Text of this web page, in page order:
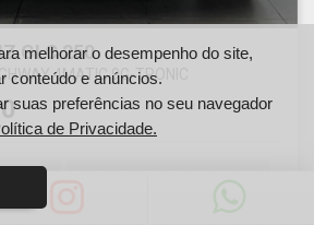
GLC 250
4MATIC 9G-TRONIC
melhorar o desempenho do site,
conteúdo e anúncios.
suas preferências no seu navegador
de Privacidade.